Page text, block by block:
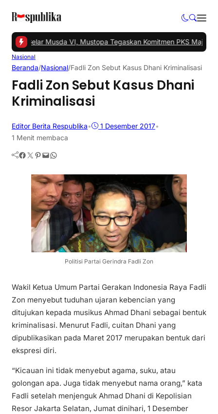
Gelar Musda VI, Mustopa Tegaskan Komitmen PKS Majukan
Nasional
Beranda/Nasional/Fadli Zon Sebut Kasus Dhani Kriminalisasi
Fadli Zon Sebut Kasus Dhani
Kriminalisasi
Editor Berita Respublika• 1 Desember 2017•
1 Menit membaca
Facebook Twitter Pinterest Mail WhatsApp
Politisi Partai Gerindra Fadli Zon
Wakil Ketua Umum Partai Gerakan Indonesia Raya Fadli
Zon menyebut tuduhan ujaran kebencian yang
ditujukan kepada musikus Ahmad Dhani sebagai bentuk
kriminalisasi. Menurut Fadli, cuitan Dhani yang
dipublikasikan pada Maret 2017 merupakan bentuk dari
ekspresi diri.
“Kicauan ini tidak menyebut agama, suku, atau
golongan apa. Juga tidak menyebut nama orang,” kata
Fadli setelah menjenguk Ahmad Dhani di Kepolisian
Resor Jakarta Selatan, Jumat dinihari, 1 Desember